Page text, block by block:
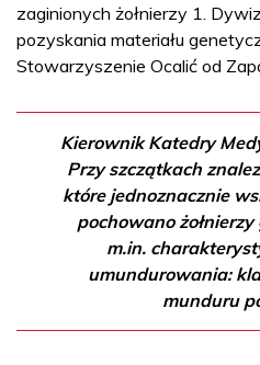
zaginionych żołnierzy 1.
pozyskania materiału
Stowarzyszenie Ocalić od
Kierownik Katedry
Przy szczątkach
które jednoznacznie
pochowano
m.in.
umundurowania:
munduru